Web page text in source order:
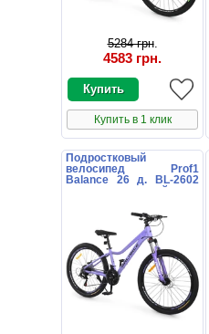
5284 грн.
4583 грн.
Купить в 1 клик
Подростковый
велосипед Prof1
Balance 26 д. BL-2602
светло-сиреневый